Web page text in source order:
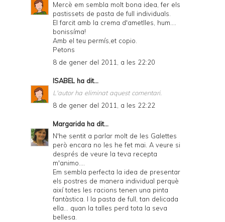
Mercè em sembla molt bona idea, fer els
pastissets de pasta de full individuals.
El farcit amb la crema d'ametlles, hum....
bonissíma!
Amb el teu permís,et copio.
Petons
8 de gener del 2011, a les 22:20
ISABEL ha dit...
L'autor ha eliminat aquest comentari.
8 de gener del 2011, a les 22:22
Margarida ha dit...
N'he sentit a parlar molt de les Galettes
però encara no les he fet mai. A veure si
després de veure la teva recepta
m'animo....
Em sembla perfecta la idea de presentar
els postres de manera individual perquè
així totes les racions tenen una pinta
fantàstica. I la pasta de full, tan delicada
ella... quan la talles perd tota la seva
bellesa.